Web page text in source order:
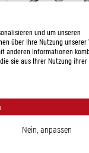
Skywatcher
UVP: $ 560,-
$ 456,-
und um unseren
über Ihre Nutzung unserer
anderen Informationen
sie aus Ihrer Nutzung ihrer
Nein, anpassen